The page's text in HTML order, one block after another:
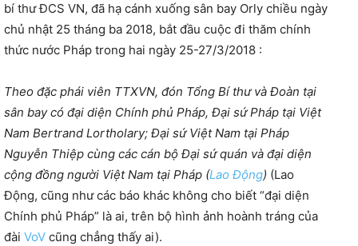
bí thư ĐCS VN, đã hạ cánh xuống sân bay Orly chiều ngày
chủ nhật 25 tháng ba 2018, bắt đầu cuộc đi thăm chính
thức nước Pháp trong hai ngày 25-27/3/2018 :
Theo đặc phái viên TTXVN, đón Tổng Bí thư và Đoàn tại
sân bay có đại diện Chính phủ Pháp, Đại sứ Pháp tại Việt
Nam Bertrand Lortholary; Đại sứ Việt Nam tại Pháp
Nguyễn Thiệp cùng các cán bộ Đại sứ quán và đại diện
cộng đồng người Việt Nam tại Pháp (Lao Động) (Lao
Động, cũng như các báo khác không cho biết “đại diện
Chính phủ Pháp” là ai, trên bộ hình ảnh hoành tráng của
đài VoV cũng chẳng thấy ai).